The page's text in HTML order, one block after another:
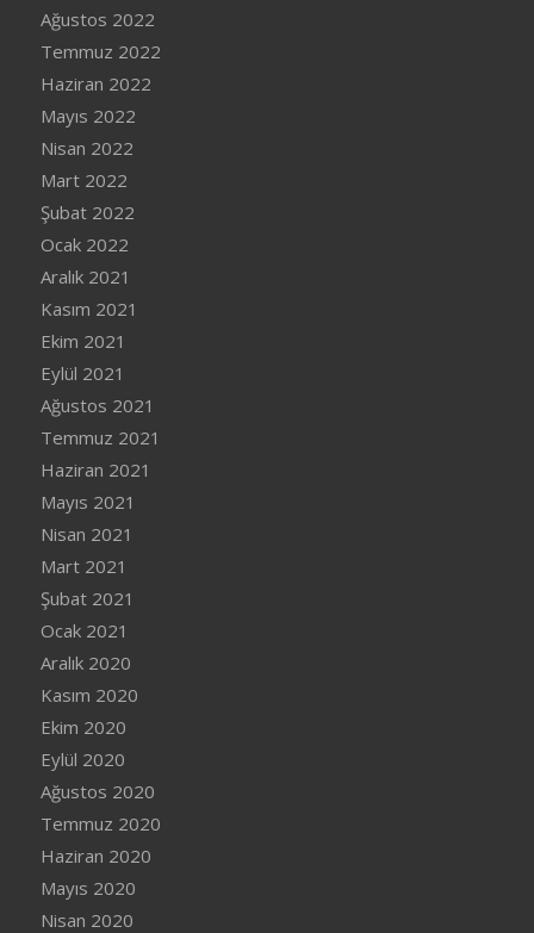
Ağustos 2022
Temmuz 2022
Haziran 2022
Mayıs 2022
Nisan 2022
Mart 2022
Şubat 2022
Ocak 2022
Aralık 2021
Kasım 2021
Ekim 2021
Eylül 2021
Ağustos 2021
Temmuz 2021
Haziran 2021
Mayıs 2021
Nisan 2021
Mart 2021
Şubat 2021
Ocak 2021
Aralık 2020
Kasım 2020
Ekim 2020
Eylül 2020
Ağustos 2020
Temmuz 2020
Haziran 2020
Mayıs 2020
Nisan 2020